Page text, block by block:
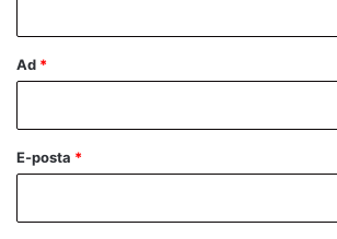
Ad *
E-posta *